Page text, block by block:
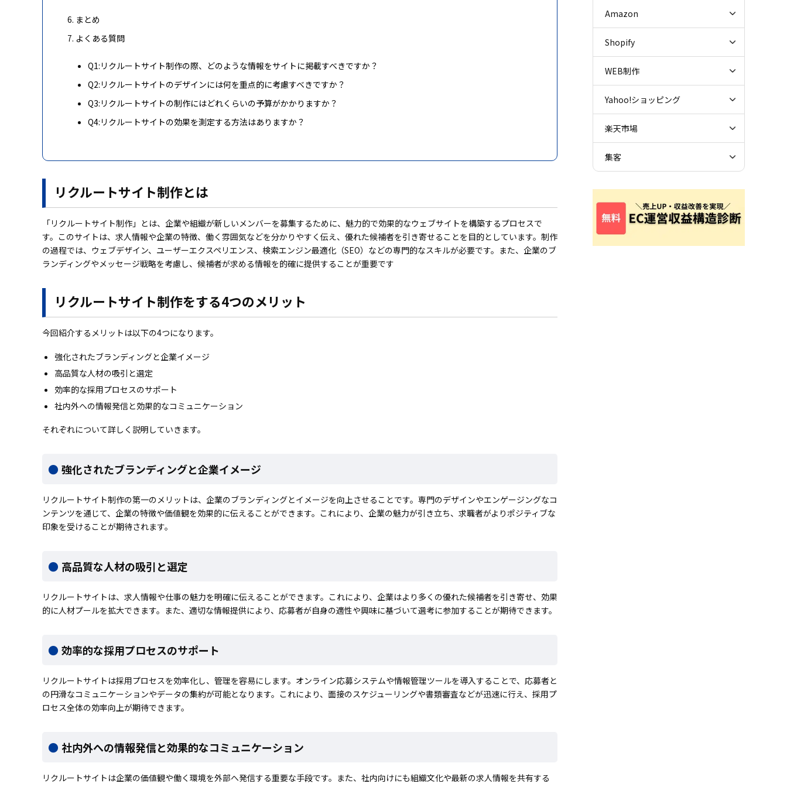
まとめ
よくある質問
Q1:リクルートサイト制作の際、どのような情報をサイトに掲載すべきですか？
Q2:リクルートサイトのデザインには何を重点的に考慮すべきですか？
Q3:リクルートサイトの制作にはどれくらいの予算がかかりますか？
Q4:リクルートサイトの効果を測定する方法はありますか？
リクルートサイト制作とは
「リクルートサイト制作」とは、企業や組織が新しいメンバーを募集するために、魅力的で効果的なウェブサイトを構築するプロセスで
す。このサイトは、求人情報や企業の特徴、働く雰囲気などを分かりやすく伝え、優れた候補者を引き寄せることを目的としています。制作
の過程では、ウェブデザイン、ユーザーエクスペリエンス、検索エンジン最適化（SEO）などの専門的なスキルが必要です。また、企業のブ
ランディングやメッセージ戦略を考慮し、候補者が求める情報を的確に提供することが重要です
リクルートサイト制作をする4つのメリット
今回紹介するメリットは以下の4つになります。
強化されたブランディングと企業イメージ
高品質な人材の吸引と選定
効率的な採用プロセスのサポート
社内外への情報発信と効果的なコミュニケーション
それぞれについて詳しく説明していきます。
強化されたブランディングと企業イメージ
リクルートサイト制作の第一のメリットは、企業のブランディングとイメージを向上させることです。専門のデザインやエンゲージングなコ
ンテンツを通じて、企業の特徴や価値観を効果的に伝えることができます。これにより、企業の魅力が引き立ち、求職者がよりポジティブな
印象を受けることが期待されます。
高品質な人材の吸引と選定
リクルートサイトは、求人情報や仕事の魅力を明確に伝えることができます。これにより、企業はより多くの優れた候補者を引き寄せ、効果
的に人材プールを拡大できます。また、適切な情報提供により、応募者が自身の適性や興味に基づいて選考に参加することが期待できます。
効率的な採用プロセスのサポート
リクルートサイトは採用プロセスを効率化し、管理を容易にします。オンライン応募システムや情報管理ツールを導入することで、応募者と
の円滑なコミュニケーションやデータの集約が可能となります。これにより、面接のスケジューリングや書類審査などが迅速に行え、採用プ
ロセス全体の効率向上が期待できます。
社内外への情報発信と効果的なコミュニケーション
リクルートサイトは企業の価値観や働く環境を外部へ発信する重要な手段です。また、社内向けにも組織文化や最新の求人情報を共有する
Amazon
Shopify
WEB制作
Yahoo!ショッピング
楽天市場
集客